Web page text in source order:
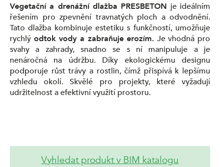
Vegetační a drenážní dlažba PRESBETON je ideálním
řešením pro zpevnění travnatých ploch a odvodnění.
Tato dlažba kombinuje estetiku s funkčností, umožňuje
rychlý odtok vody a zabraňuje erozím. Je vhodná pro
svahy a zahrady, snadno se s ní manipuluje a je
nenáročná na údržbu. Díky ekologickému designu
podporuje růst trávy a rostlin, čímž přispívá k lepšímu
vzhledu okolí. Skvělé pro projekty, které vyžadují
udržitelnost a efektivní využití prostoru.
Vyhledat produkt v BIM katalogu